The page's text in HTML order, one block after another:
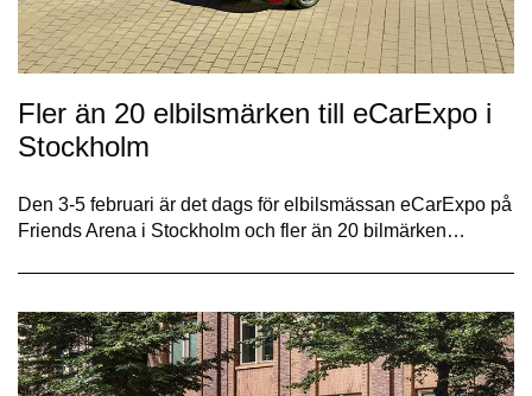
Fler än 20 elbilsmärken till eCarExpo i
Stockholm
Den 3-5 februari är det dags för elbilsmässan eCarExpo på
Friends Arena i Stockholm och fler än 20 bilmärken…